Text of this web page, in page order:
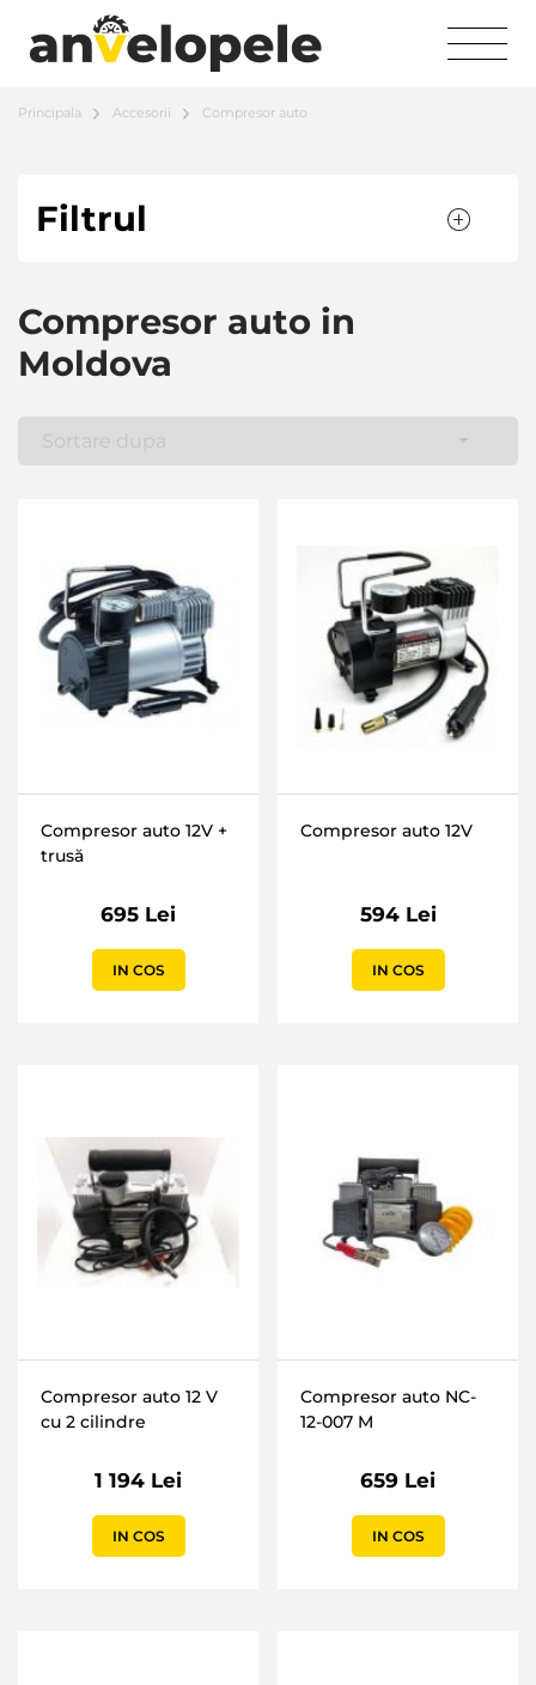
Principala Accesorii Compresor auto
Compresor auto in
Moldova
Compresor auto 12V +
trusă
695 Lei
IN COS
Compresor auto 12V
594 Lei
IN COS
Compresor auto 12 V
cu 2 cilindre
1 194 Lei
IN COS
Compresor auto NC-
12-007 M
659 Lei
IN COS
Filtrul